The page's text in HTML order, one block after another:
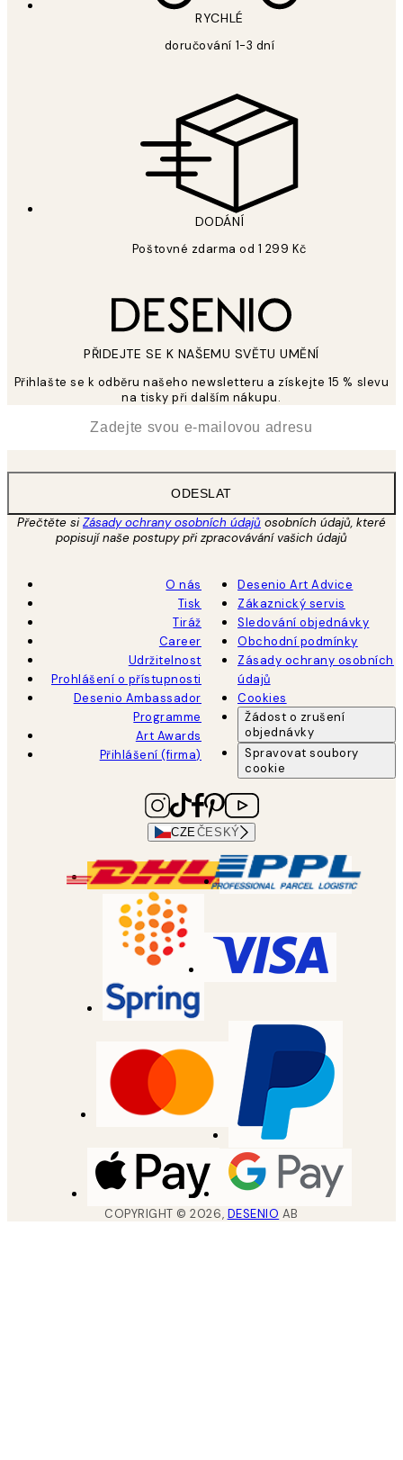
RYCHLÉ
doručování 1-3 dní
DODÁNÍ
Poštovné zdarma od 1 299 Kč
PŘIDEJTE SE K NAŠEMU SVĚTU UMĚNÍ
Přihlašte se k odběru našeho newsletteru a získejte 15 % slevu
na tisky při dalším nákupu.
ODESLAT
Přečtěte siZásady ochrany osobních údajů osobních údajů, které
popisují naše postupy při zpracovávání vašich údajů
O nás
Tisk
Tiráž
Career
Udržitelnost
Prohlášení o přístupnosti
Desenio Ambassador
Programme
Art Awards
Přihlášení (firma)
Desenio Art Advice
Zákaznický servis
Sledování objednávky
Obchodní podmínky
Zásady ochrany osobních
údajů
Cookies
Žádost o zrušení
objednávky
Spravovat soubory
cookie
CZE ČESKÝ
COPYRIGHT ©2026, DESENIO AB